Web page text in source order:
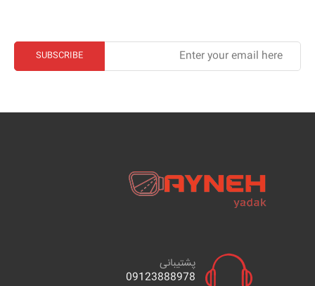
پشتیبانی
09123888978